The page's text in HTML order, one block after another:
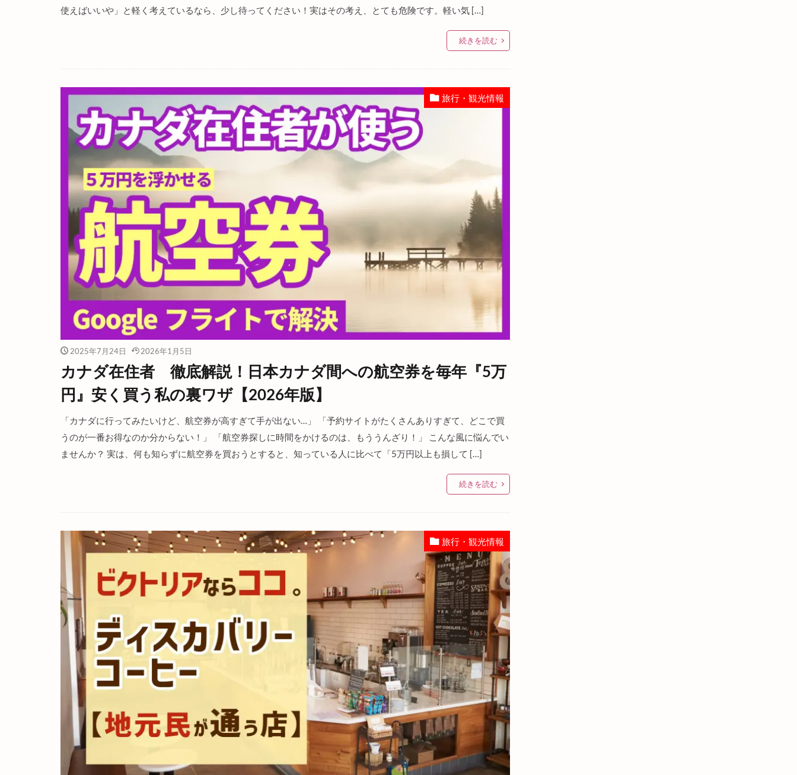
使えばいいや」と軽く考えているなら、少し待ってください！実はその考え、とても危険です。軽い気 […]
続きを読む
旅行・観光情報
2025年7月24日 2026年1月5日
カナダ在住者 徹底解説！日本カナダ間への航空券を毎年『5万
円』安く買う私の裏ワザ【2026年版】
「カナダに行ってみたいけど、航空券が高すぎて手が出ない…」 「予約サイトがたくさんありすぎて、どこで買
うのが一番お得なのか分からない！」 「航空券探しに時間をかけるのは、もううんざり！」 こんな風に悩んでい
ませんか？ 実は、何も知らずに航空券を買おうとすると、知っている人に比べて「5万円以上も損して […]
続きを読む
旅行・観光情報